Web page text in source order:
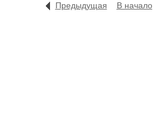
Предыдущая В начало